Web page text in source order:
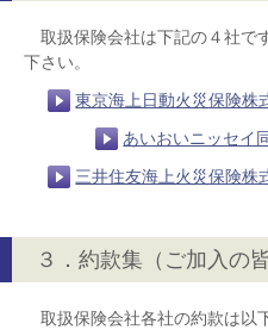
取扱保険会社は下記の４社で
下さい。
東京海上日動火災保険株
あいおいニッセイ
三井住友海上火災保険株
３．約款集（ご加入の
取扱保険会社各社の約款は以